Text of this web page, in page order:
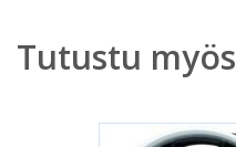
Tutustu myös